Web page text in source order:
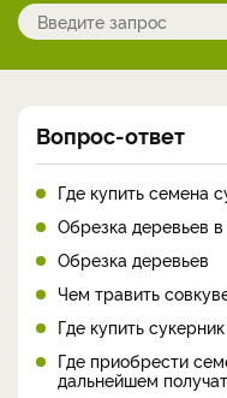
Вопрос-ответ
Где купить семена
Обрезка деревьев
Обрезка деревьев
Чем травить
Где купить сукерник
Где приобрести
дальнейшем